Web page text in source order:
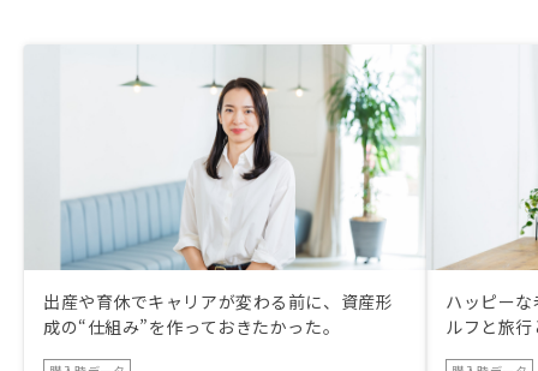
出産や育休でキャリアが変わる前に、資産形
成の“仕組み”を作っておきたかった。
ハッピー
ルフと旅